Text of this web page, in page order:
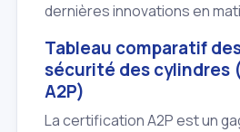
dernières innovations en
Tableau comparatif
sécurité des
A2P)
La certification A2P est un